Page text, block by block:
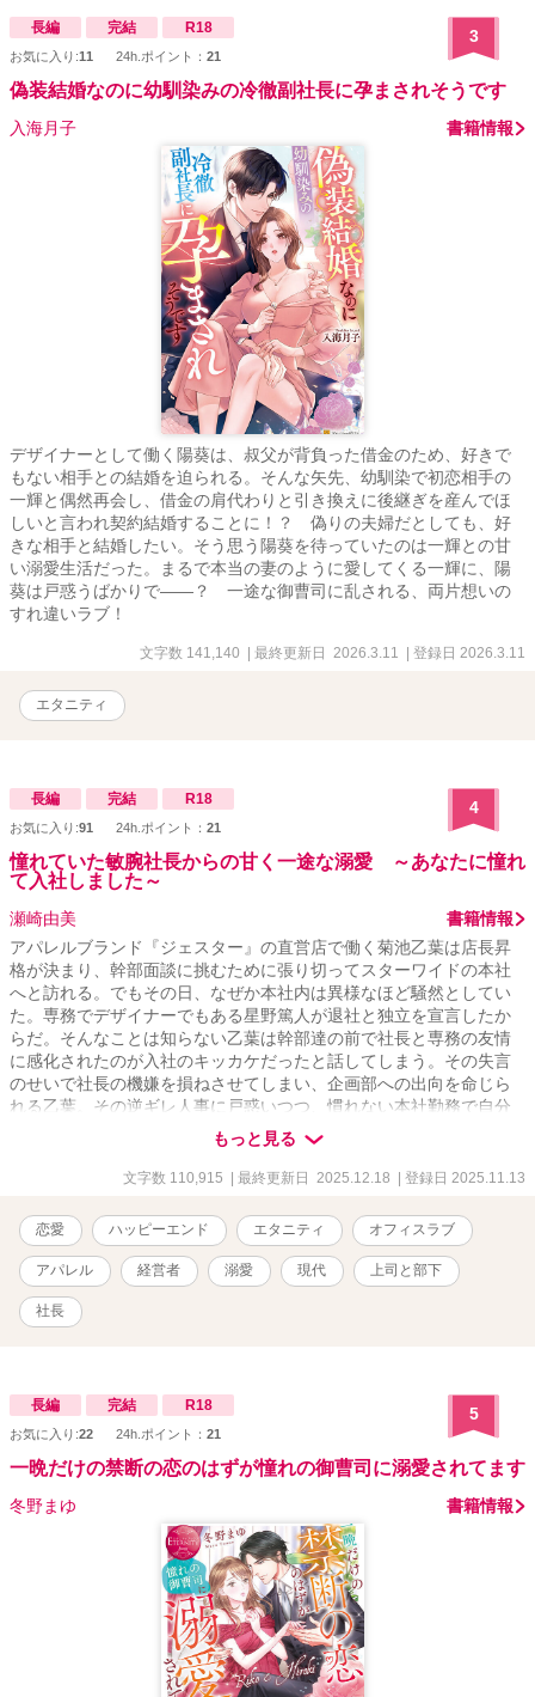
長編 完結 R18
お気に入り:11 24h.ポイント： 21
3
偽装結婚なのに幼馴染みの冷徹副社長に孕まされそうです
入海月子 書籍情報
デザイナーとして働く陽葵は、叔父が背負った借金のため、好きで
もない相手との結婚を迫られる。そんな矢先、幼馴染で初恋相手の
一輝と偶然再会し、借金の肩代わりと引き換えに後継ぎを産んでほ
しいと言われ契約結婚することに！？ 偽りの夫婦だとしても、好
きな相手と結婚したい。そう思う陽葵を待っていたのは一輝との甘
い溺愛生活だった。まるで本当の妻のように愛してくる一輝に、陽
葵は戸惑うばかりで――？ 一途な御曹司に乱される、両片想いの
すれ違いラブ！
文字数 141,140 | 最終更新日 2026.3.11 | 登録日 2026.3.11
エタニティ
長編 完結 R18
お気に入り:91 24h.ポイント： 21
4
憧れていた敏腕社長からの甘く一途な溺愛 ～あなたに憧れ
て入社しました～
瀬崎由美
書籍情報
アパレルブランド『ジェスター』の直営店で働く菊池乙葉は店長昇
格が決まり、幹部面談に挑むために張り切ってスターワイドの本社
へと訪れる。でもその日、なぜか本社内は異様なほど騒然としてい
た。専務でデザイナーでもある星野篤人が退社と独立を宣言したか
らだ。そんなことは知らない乙葉は幹部達の前で社長と専務の友情
に感化されたのが入社のキッカケだったと話してしまう。その失言
のせいで社長の機嫌を損ねさせてしまい、企画部への出向を命じら
れる乙葉。その逆ギレ人事に戸惑いつつ、慣れない本社勤務で自分
にできることを見つけて奮闘していると、徐々に社長からも信頼し
てもらえるように…… そして、仕事人間だと思っていた社長の意外
な一面を目にすることで、乙葉の気持ちが憧れから恋心へと変わっ
もっと見る
文字数 110,915 | 最終更新日 2025.12.18 | 登録日 2025.11.13
恋愛 ハッピーエンド エタニティ オフィスラブ
アパレル 経営者 溺愛 現代 上司と部下
社長
長編 完結 R18
お気に入り:22 24h.ポイント： 21
5
一晩だけの禁断の恋のはずが憧れの御曹司に溺愛されてます
冬野まゆ 書籍情報